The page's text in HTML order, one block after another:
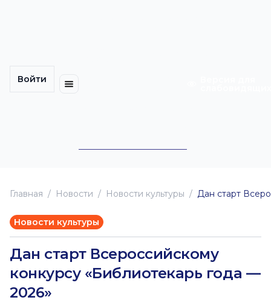
Войти
Главная Новоcти Новости культуры Дан старт
Новости культуры
Дан старт Всероссийскому
конкурсу «Библиотекарь года —
2026»